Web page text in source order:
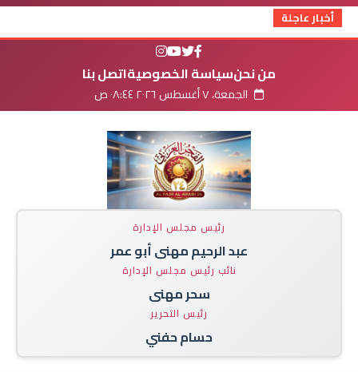
أخبار عاجلة
من نحنسياسة الخصوصيةاتصل بنا
الجمعة، ٧ أغسطس ٢٠٢٦ ٠٨:٤٤ ص
رئيس مجلس الإدارة
عبد الرحيم مهنى أبو عمر
نائب رئيس مجلس الإدارة
سحر مهنى
رئيس التحرير
حسام حفني